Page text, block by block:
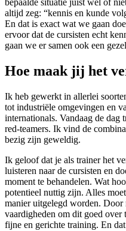
bepaalde situatie juist wel of
altijd zeg: “kennis en kunde
En dat is exact wat we gaan
ervoor dat de cursisten echt
gaan we er samen ook een
Hoe maak jij het
Ik heb gewerkt in allerlei
tot industriële omgevingen en
internationals. Vandaag de dag
red-teamers. Ik vind de
bezig zijn geweldig.
Ik geloof dat je als trainer het
luisteren naar de cursisten en
moment te behandelen. Wat
potentieel nuttig zijn. Alles
manier uitgelegd worden.
vaardigheden om dit goed over
fijne en gerichte training. En